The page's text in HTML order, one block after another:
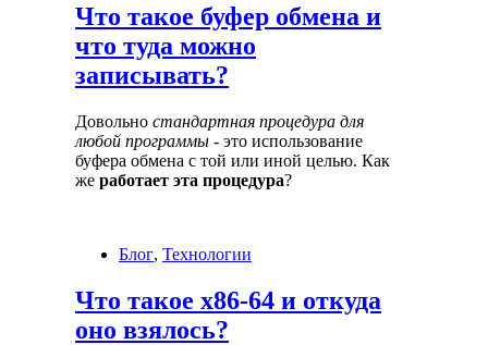
Что такое буфер обмена и
что туда можно
записывать?
Довольно стандартная процедура для
любой программы - это использование
буфера обмена с той или иной целью. Как
же работает эта процедура?
Блог, Технологии
Что такое x86-64 и откуда
оно взялось?